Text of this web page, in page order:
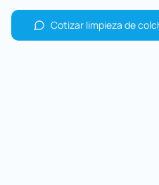
Cotizar limpieza de